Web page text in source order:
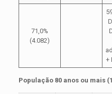
71,0%
(4.082)
+
População 80 anos ou mais